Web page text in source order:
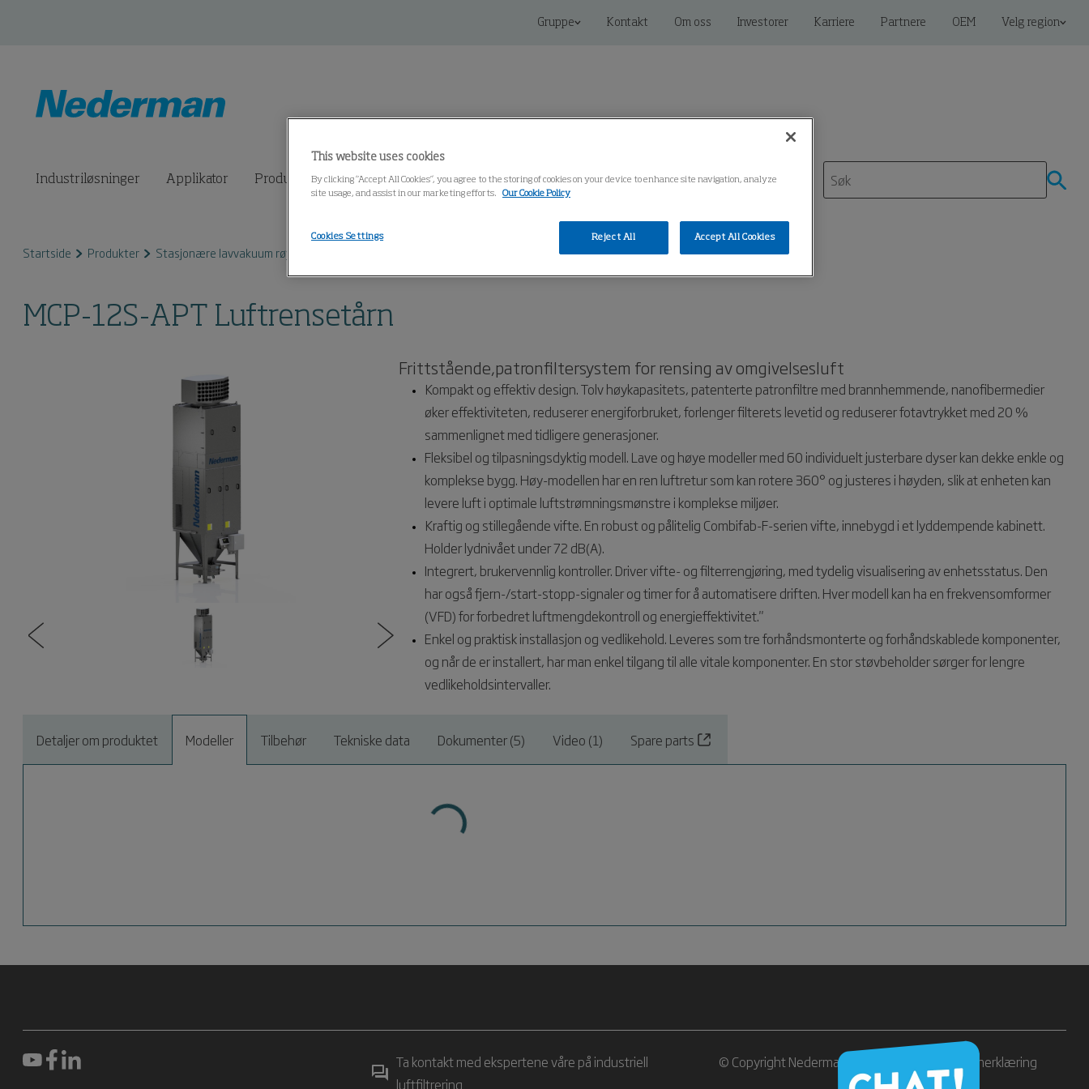
Gruppe Kontakt Om oss Investorer Karriere Partnere OEM Velg region
Industriløsninger Applikator Produkter Tilkoblede løsninger Service Kunnskapssenter
Startside Produkter Stasjonære lavvakuum røyk- og støvfilter MCP-12S-APT Luftrensetårn
MCP-12S-APT Luftrensetårn
Frittstående,patronfiltersystem for rensing av omgivelsesluft
Kompakt og effektiv design. Tolv høykapasitets, patenterte patronfiltre med brannhemmende, nanofibermedier
øker effektiviteten, reduserer energiforbruket, forlenger filterets levetid og reduserer fotavtrykket med 20 %
sammenlignet med tidligere generasjoner.
Fleksibel og tilpasningsdyktig modell. Lave og høye modeller med 60 individuelt justerbare dyser kan dekke enkle og
komplekse bygg. Høy-modellen har en ren luftretur som kan rotere 360° og justeres i høyden, slik at enheten kan
levere luft i optimale luftstrømningsmønstre i komplekse miljøer.
Kraftig og stillegående vifte. En robust og pålitelig Combifab-F-serien vifte, innebygd i et lyddempende kabinett.
Holder lydnivået under 72 dB(A).
Integrert, brukervennlig kontroller. Driver vifte- og filterrengjøring, med tydelig visualisering av enhetsstatus. Den
har også fjern-/start-stopp-signaler og timer for å automatisere driften. Hver modell kan ha en frekvensomformer
(VFD) for forbedret luftmengdekontroll og energieffektivitet."
Enkel og praktisk installasjon og vedlikehold. Leveres som tre forhåndsmonterte og forhåndskablede komponenter,
og når de er installert, har man enkel tilgang til alle vitale komponenter. En stor støvbeholder sørger for lengre
vedlikeholdsintervaller.
Detaljer om produktet Modeller Tilbehør Tekniske data Dokumenter (5) Video (1) Spare parts
Ta kontakt med ekspertene våre på industriell
luftfiltrering
© Copyright Nederman Holding AB | Personvernerklæring
This website uses cookies
By clicking “Accept All Cookies”, you agree to the storing of cookies on your device to enhance site navigation, analyze
site usage, and assist in our marketing efforts.
Our Cookie Policy
Reject All Accept All Cookies
Cookies Settings